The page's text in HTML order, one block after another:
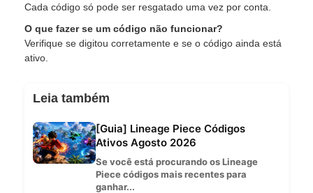
Cada código só pode ser resgatado uma vez por conta.
O que fazer se um código não funcionar?
Verifique se digitou corretamente e se o código ainda está
ativo.
Leia também
[Guia] Lineage Piece Códigos
Ativos Agosto 2026
Se você está procurando os Lineage
Piece códigos mais recentes para
ganhar...